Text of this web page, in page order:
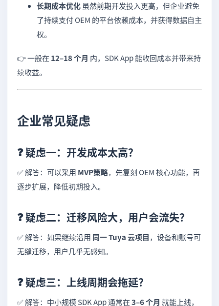
长期成本优化 虽然前期开发投入更高，但企业避免
了持续支付 OEM 的平台依赖成本，并获得数据自主
权。
👉 一般在 12–18 个月 内，SDK App 能收回成本并带来持
续收益。
企业常见疑虑
❓ 疑虑一：开发成本太高？
✅ 解答：可以采用 MVP策略，先复刻 OEM 核心功能，再
逐步扩展，降低初期投入。
❓ 疑虑二：迁移风险大，用户会流失？
✅ 解答：如果继续沿用 同一 Tuya 云项目，设备和账号可
无缝迁移，用户几乎无感知。
❓ 疑虑三：上线周期会拖延？
✅ 解答：中小规模 SDK App 通常在3–6 个月 就能上线，